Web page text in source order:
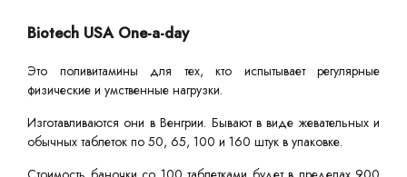
Biotech USA One-a-day
Это поливитамины для тех, кто испытывает регулярные
физические и умственные нагрузки.
Изготавливаются они в Венгрии. Бывают в виде жевательных и
обычных таблеток по 50, 65, 100 и 160 штук в упаковке.